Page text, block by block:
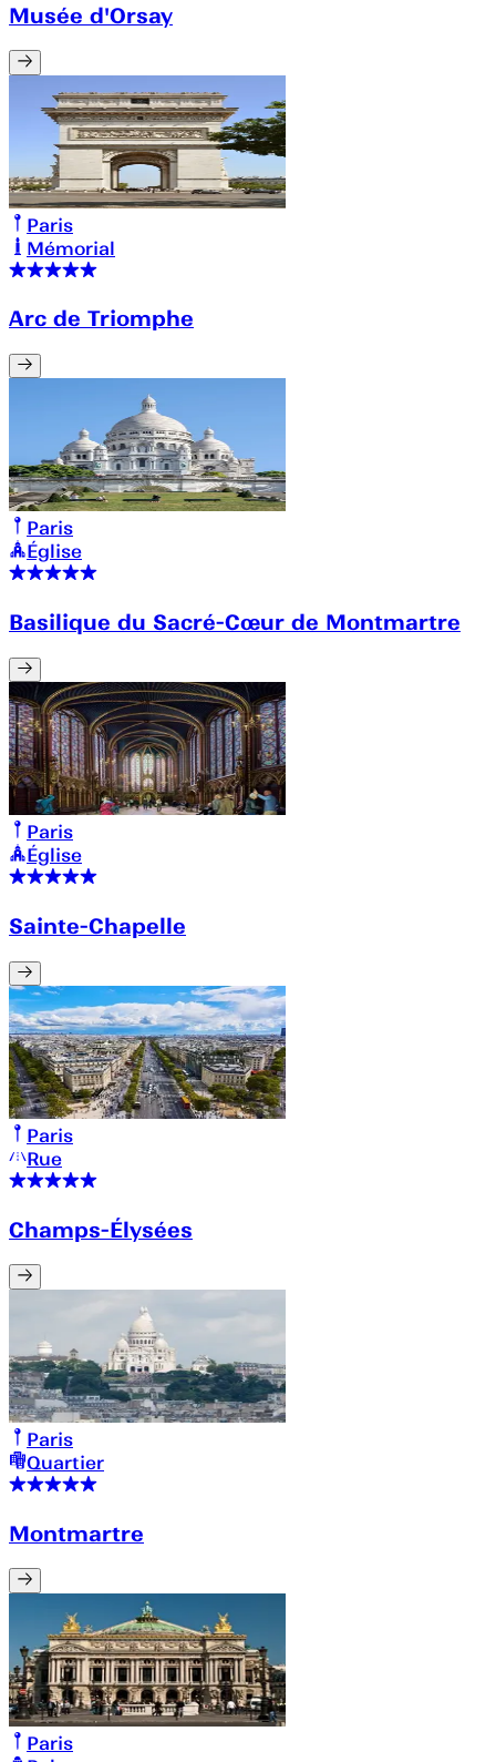
Musée d'Orsay
Paris
Mémorial
Arc de Triomphe
Paris
Église
Basilique du Sacré-Cœur de Montmartre
Paris
Église
Sainte-Chapelle
Paris
Rue
Champs-Élysées
Paris
Quartier
Montmartre
Paris